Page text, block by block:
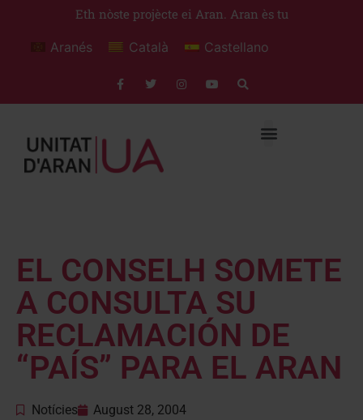
Eth nòste projècte ei Aran. Aran ès tu
Aranés Català Castellano
EL CONSELH SOMETE
A CONSULTA SU
RECLAMACIÓN DE
“PAÍS” PARA EL ARAN
Notícies August 28, 2004